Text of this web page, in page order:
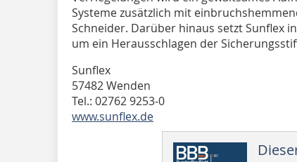
Systeme zusätzlich mit
Schneider. Darüber hinaus setzt Sunflex
um ein Herausschlagen der
Sunflex
57482 Wenden
Tel.: 02762 9253-0
www.sunflex.de